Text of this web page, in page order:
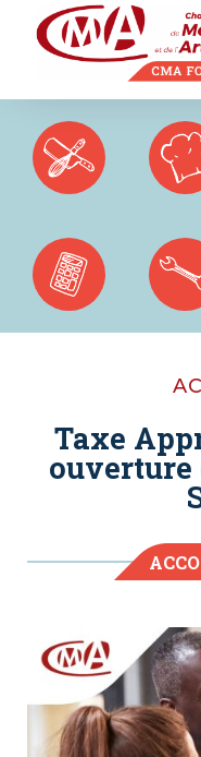
Taxe
ouverture
Panneau de gestion